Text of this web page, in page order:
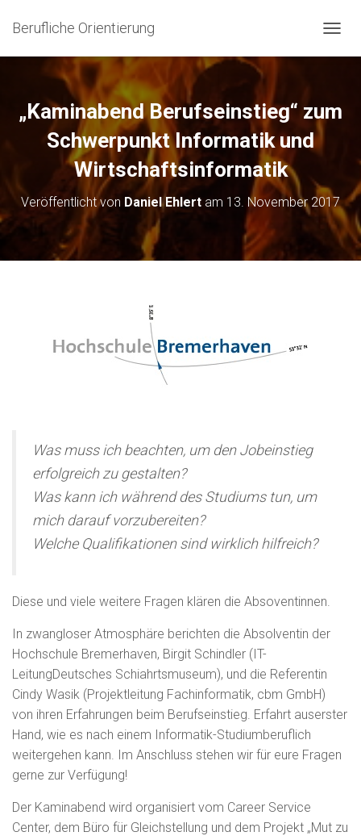
Berufliche Orientierung
A
A
U
M
S
C
„Kaminabend Berufseinstieg“ zum
Schwerpunkt Informatik und
Wirtschaftsinformatik
Veröffentlicht von Daniel Ehlert am 13. November 2017
Was muss ich beachten, um den Jobeinstieg
erfolgreich zu gestalten?
Was kann ich während des Studiums tun, um
mich darauf vorzubereiten?
Welche Qualifikationen sind wirklich hilfreich?
Diese und viele weitere Fragen klären die Absoventinnen.
In zwangloser Atmosphäre berichten die Absolventin der
Hochschule Bremerhaven, Birgit Schindler (IT-
LeitungDeutsches Schiahrtsmuseum), und die Referentin
Cindy Wasik (Projektleitung Fachinformatik, cbm GmbH)
von ihren Erfahrungen beim Berufseinstieg. Erfahrt auserster
Hand, wie es nach einem Informatik-Studiumberuflich
weitergehen kann. Im Anschluss stehen wir für eure Fragen
gerne zur Verfügung!
Der Kaminabend wird organisiert vom Career Service
Center, dem Büro für Gleichstellung und dem Projekt „Mut zu